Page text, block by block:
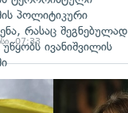
პოლიტიკური
რასაც შეგნებულად
ივანიშვილის
07:33